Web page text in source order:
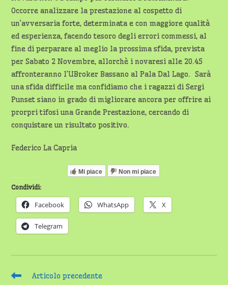
Occorre analizzare la prestazione al cospetto di
un’avversaria forte, determinata e con maggiore qualità
ed esperienza, facendo tesoro degli errori commessi, al
fine di perparare al meglio la prossima sfida, prevista
per Sabato 2 Novembre, allorchè i novaresi alle 20.45
affronteranno l’UBroker Bassano al Pala Dal Lago. Sarà
una sfida difficile ma confidiamo che i ragazzi di Sergi
Punset siano in grado di migliorare ancora per offrire ai
prorpri tifosi una Grande Prestazione, cercando di
conquistare un risultato positivo.
Federico La Capria
Mi piace Non mi piace
Condividi:
Facebook WhatsApp X
Telegram
Leggi
Articolo precedente